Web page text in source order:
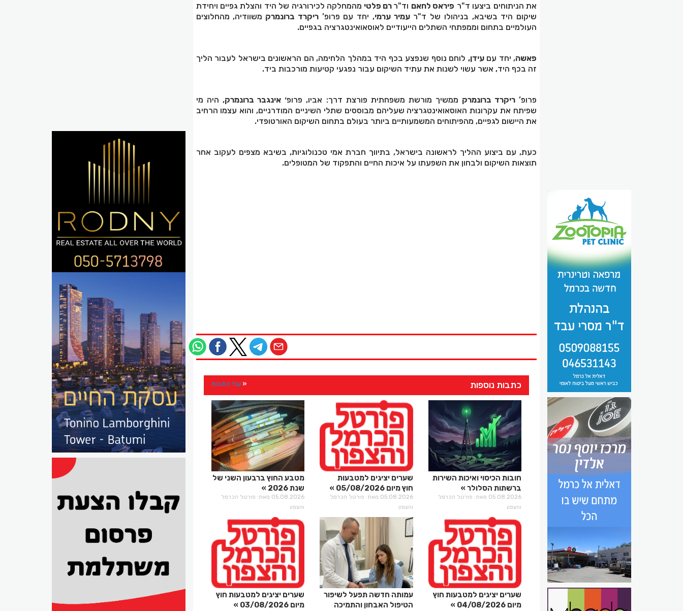
את הניתוחים ביצעו ד"ר פיראס לחאם וד"ר רם פלטי מהמחלקה לכירורגיה של היד והצלת גפיים ויחידת
שיקום היד בשיבא, בניהולו של ד"רעמיר ערמי, יחד עם פרופ’ריקרד ברונמרק משוודיה, מהחלוצים
העולמיים בתחום וממפתחי השתלים הייעודיים לאוסאואינטגרציה בגפיים.
פאשה, יחד עםעידן, לוחם נוסף שנפצע בכף היד במהלך הלחימה, הם הראשונים בישראל לעבור הליך
זה בכף היד, אשר עשוי לשנות את עתיד השיקום עבור נפגעי קטיעות מורכבות ביד.
פרופ’ריקרד ברונמרק ממשיך מורשת משפחתית פורצת דרך: אביו, פרופ׳ אינגבר ברונמרק, היה מי
שפיתח את עקרונות האוסאואינטגרציה שעליהם מבוססים שתלי השיניים המודרניים, והוא עצמו הרחיב
את היישום לגפיים, מהפיתוחים המשמעותיים ביותר בעולם בתחום השיקום האורטופדי.
כעת, עם ביצוע ההליך לראשונה בישראל, בתיווך חברת אמי טכנולוגיות, בשיבא מצפים לעקוב אחר
תוצאות השיקום ולבחון את השפעתו על איכות החיים והתפקוד של המטופלים.
כתבות נוספות עוד כתבות
חובות הכיסוי ואיכות השירות
ברשתות הסלולר
05.08.2026 מאת: פורטל הכרמל
והצפון
שערים יציגים למטבעות
חוץ מיום 05/08/2026
05.08.2026 מאת: פורטל הכרמל
והצפון
מטבע החוץ ברבעון השני של
שנת 2026
05.08.2026 מאת: פורטל הכרמל
והצפון
שערים יציגים למטבעות חוץ
מיום 04/08/2026
עמותה חדשה תפעל לשיפור
הטיפול האבחון והתמיכה
שערים יציגים למטבעות חוץ
מיום 03/08/2026